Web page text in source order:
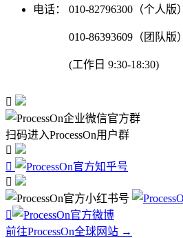
电话：
010-82796300（个人版）
010-86393609（团队版）
(工作日 9:30-18:30)

扫码进入ProcessOn用户群




前往ProcessOn全球网站 →